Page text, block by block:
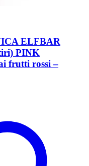
ELFBAR
PINK
frutti rossi –